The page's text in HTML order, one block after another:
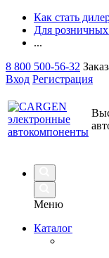
Как стать
Для розничных
...
8 800 500-56-32
Вход Регистрация
Меню
Каталог